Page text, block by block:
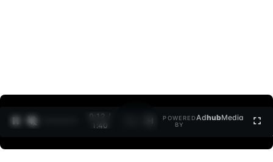
0:12 /
1:40
POWERED
BY
AdhubMedia